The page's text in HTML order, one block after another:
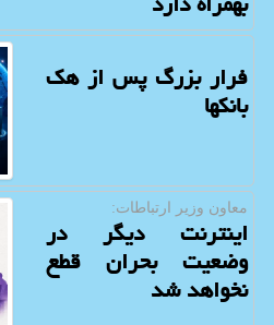
فرار بزرگ پس از هک
بانکها
معاون وزیر ارتباطات:
اینترنت دیگر در
وضعیت بحران قطع
نخواهد شد